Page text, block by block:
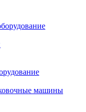
машины